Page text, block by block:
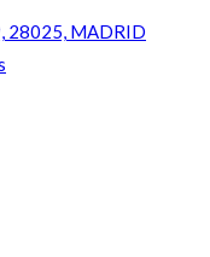
28025, MADRID